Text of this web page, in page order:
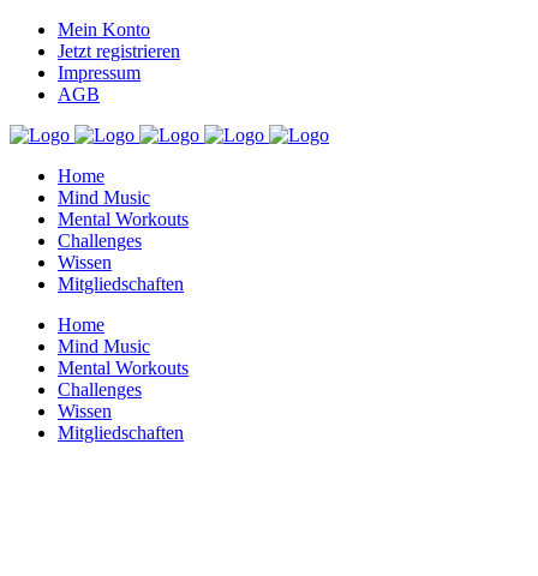
Mein Konto
Jetzt registrieren
Impressum
AGB
Home
Mind Music
Mental Workouts
Challenges
Wissen
Mitgliedschaften
Home
Mind Music
Mental Workouts
Challenges
Wissen
Mitgliedschaften